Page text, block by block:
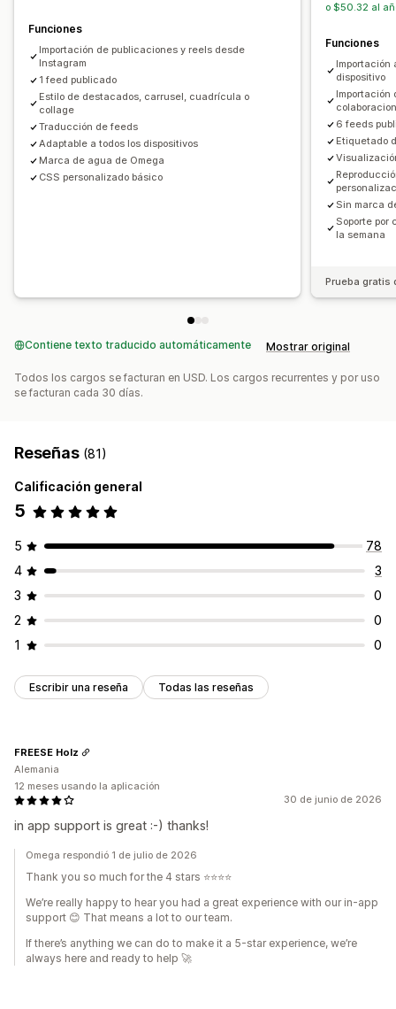
Adaptación a dispositivos móviles
Cronogramas de contenido
Múltiples idiomas
Seguimiento de conversión
Funciones
Importación de publicaciones y reels desde
Instagram
1 feed publicado
Estilo de destacados, carrusel, cuadrícula o
collage
Traducción de feeds
Adaptable a todos los dispositivos
Marca de agua de Omega
CSS personalizado básico
o $50.32 al
Funciones
Importación
dispositivo
Importación
6 feeds
Etiquetado
Sin marca
Soporte por
la semana
Prueba gratis
Contiene texto traducido automáticamente Mostrar original
Todos los cargos se facturan en USD. Los cargos recurrentes y por uso
se facturan cada 30 días.
Reseñas (81)
Calificación general
5
5
78
4
3
3
0
2
0
1
0
Escribir una reseña Todas las reseñas
30 de junio de 2026
in app support is great :-) thanks!
FREESE Holz
Alemania
12 meses usando la aplicación
Omega respondió 1 de julio de 2026
Thank you so much for the 4 stars ⭐⭐⭐⭐
We’re really happy to hear you had a great experience with our in‑app
support 😊 That means a lot to our team.
If there’s anything we can do to make it a 5‑star experience, we’re
always here and ready to help 🚀